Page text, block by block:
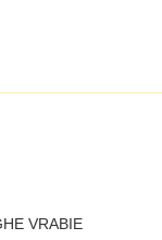
VRABIE